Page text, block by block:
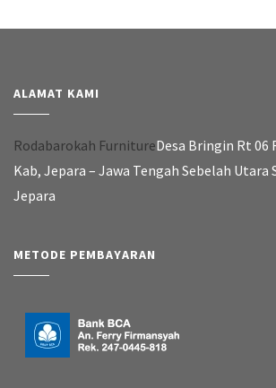
ALAMAT KAMI
Rodabarokah FurnitureDesa Bringin Rt 06
Kab, Jepara – Jawa Tengah Sebelah Utara
Jepara
METODE PEMBAYARAN